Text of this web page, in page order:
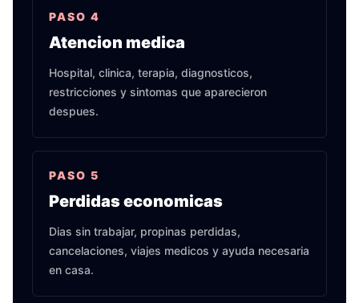
PASO 4
Atencion medica
Hospital, clinica, terapia, diagnosticos,
restricciones y sintomas que aparecieron
despues.
PASO 5
Perdidas economicas
Dias sin trabajar, propinas perdidas,
cancelaciones, viajes medicos y ayuda necesaria
en casa.